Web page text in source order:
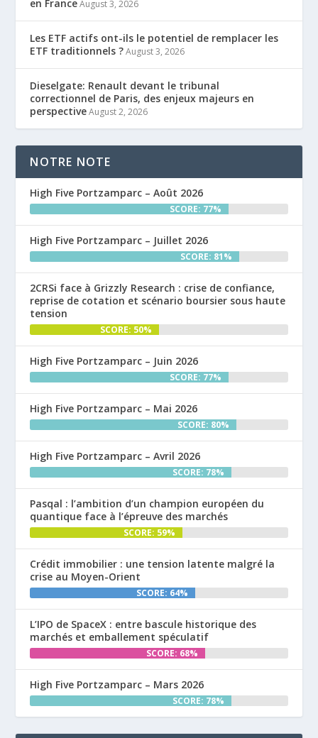
en France August 3, 2026
Les ETF actifs ont-ils le potentiel de remplacer les
ETF traditionnels ? August 3, 2026
Dieselgate: Renault devant le tribunal
correctionnel de Paris, des enjeux majeurs en
perspective August 2, 2026
NOTRE NOTE
High Five Portzamparc – Août 2026
SCORE: 77%
High Five Portzamparc – Juillet 2026
SCORE: 81%
2CRSi face à Grizzly Research : crise de confiance,
reprise de cotation et scénario boursier sous haute
tension
SCORE: 50%
High Five Portzamparc – Juin 2026
SCORE: 77%
High Five Portzamparc – Mai 2026
SCORE: 80%
High Five Portzamparc – Avril 2026
SCORE: 78%
Pasqal : l’ambition d’un champion européen du
quantique face à l’épreuve des marchés
SCORE: 59%
Crédit immobilier : une tension latente malgré la
crise au Moyen-Orient
SCORE: 64%
L’IPO de SpaceX : entre bascule historique des
marchés et emballement spéculatif
SCORE: 68%
High Five Portzamparc – Mars 2026
SCORE: 78%